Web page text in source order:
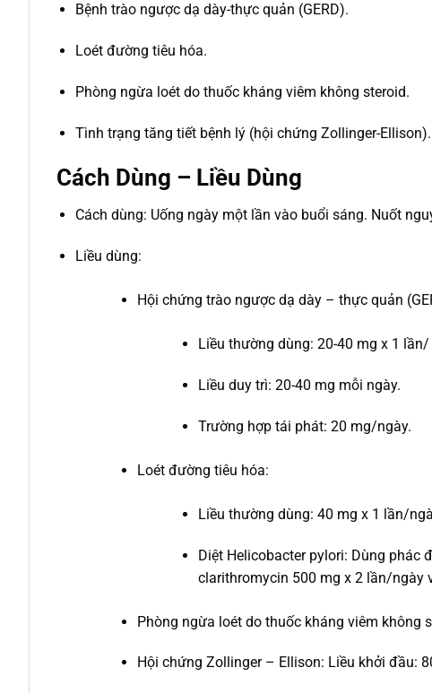
Bệnh trào ngược dạ dày-thực quản (GERD).
Loét đường tiêu hóa.
Phòng ngừa loét do thuốc kháng viêm không steroid.
Tình trạng tăng tiết bệnh lý (hội chứng Zollinger-Ellison).
Cách Dùng – Liều Dùng
Cách dùng: Uống ngày một lần vào buổi sáng. Nuốt
Liều dùng:
Hội chứng trào ngược dạ dày – thực quản
Liều thường dùng: 20-40 mg x 1
Liều duy trì: 20-40 mg mỗi ngày.
Trường hợp tái phát: 20 mg/ngày.
Loét đường tiêu hóa:
Liều thường dùng: 40 mg x 1 lần/
Diệt Helicobacter pylori: Dùng phác
clarithromycin 500 mg x 2 lần/ngày
Phòng ngừa loét do thuốc kháng viêm không
Hội chứng Zollinger – Ellison: Liều khởi đầu: